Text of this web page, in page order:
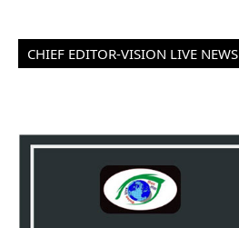
CHIEF EDITOR-VISION LIVE NEWS